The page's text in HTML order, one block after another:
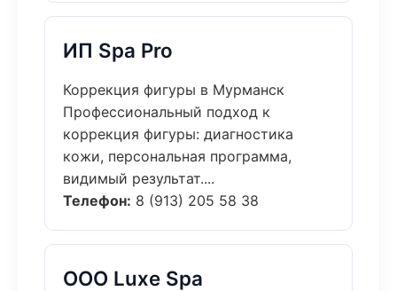
ИП Spa Pro
Коррекция фигуры в Мурманск
Профессиональный подход к
коррекция фигуры: диагностика
кожи, персональная программа,
видимый результат....
Телефон: 8 (913) 205 58 38
ООО Luxe Spa